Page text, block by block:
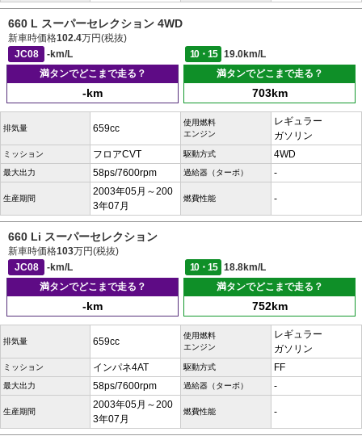
660 L スーパーセレクション 4WD
新車時価格102.4万円(税抜)
JC08
-km/L 10・15
19.0km/L
満タンでどこまで走る？
-km
満タンでどこまで走る？
703km
排気量 659cc
使用燃料
エンジン
レギュラー
ガソリン
ミッション フロアCVT 駆動方式 4WD
最大出力 58ps/7600rpm 過給器（ターボ） -
生産期間
2003年05月～200
3年07月
燃費性能 -
660 Li スーパーセレクション
新車時価格103万円(税抜)
JC08
-km/L 10・15
18.8km/L
満タンでどこまで走る？
-km
満タンでどこまで走る？
752km
排気量 659cc
使用燃料
エンジン
レギュラー
ガソリン
ミッション インパネ4AT 駆動方式 FF
最大出力 58ps/7600rpm 過給器（ターボ） -
生産期間
2003年05月～200
3年07月
燃費性能 -